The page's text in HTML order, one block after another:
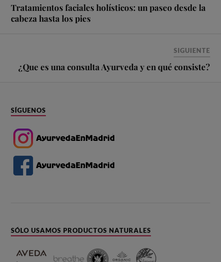
Tratamientos faciales holísticos: un paseo desde la
cabeza hasta los pies
SIGUIENTE
¿Que es una consulta Ayurveda y en qué consiste?
SÍGUENOS
SÓLO USAMOS PRODUCTOS NATURALES